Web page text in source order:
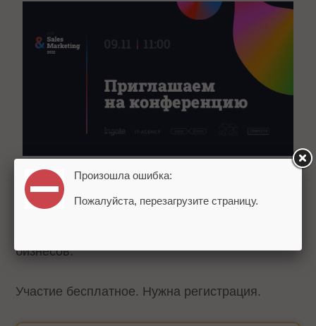
Программа конференции будет интересна
маркетологам, руководителям маркетинга и
бизнесов.
Участие бесплатное. Нужна регистрация.
Произошла ошибка:
Пожалуйста, перезагрузите страницу.